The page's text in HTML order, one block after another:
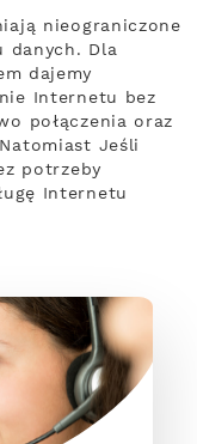
nieograniczone
danych. Dla
dajemy
Internetu bez
połączenia oraz
Jeśli
potrzeby
Internetu